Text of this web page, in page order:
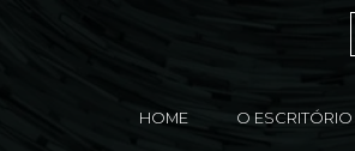
HOME O ESCRITÓRIO